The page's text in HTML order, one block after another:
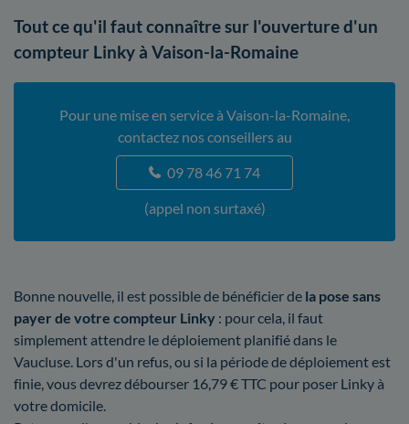
Tout ce qu'il faut connaître sur l'ouverture d'un
compteur Linky à Vaison-la-Romaine
Pour une mise en service à Vaison-la-Romaine,
contactez nos conseillers au
09 78 46 71 74
(appel non surtaxé)
Bonne nouvelle, il est possible de bénéficier de la pose sans
payer de votre compteur Linky : pour cela, il faut
simplement attendre le déploiement planifié dans le
Vaucluse. Lors d'un refus, ou si la période de déploiement est
finie, vous devrez débourser 16,79 € TTC pour poser Linky à
votre domicile.